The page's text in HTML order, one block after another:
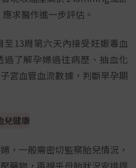
求醫作進一步評估。
13周第六天內接受妊娠毒血
了解孕婦過往病歷、抽血化
宮血管血流數據，判斷早孕期
兒健康
，一般需密切監察胎兒情況，